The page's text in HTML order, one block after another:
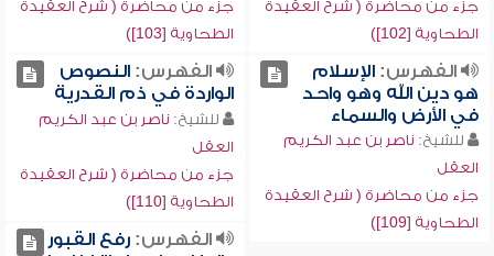
جزء من محاضرة ( شرح العقيدة
الطحاوية [102])
جزء من محاضرة ( شرح العقيدة
الطحاوية [103])
الفهرس:الإسلام
هو دين الله وهو واحد
في الأرض والسماء
للشيخ: ناصر بن عبد الكريم
العقل
جزء من محاضرة ( شرح العقيدة
الطحاوية [109])
الفهرس:النصوص
الواردة في ذم القدرية
للشيخ: ناصر بن عبد الكريم
العقل
جزء من محاضرة ( شرح العقيدة
الطحاوية [110])
الفهرس:رفع القبور